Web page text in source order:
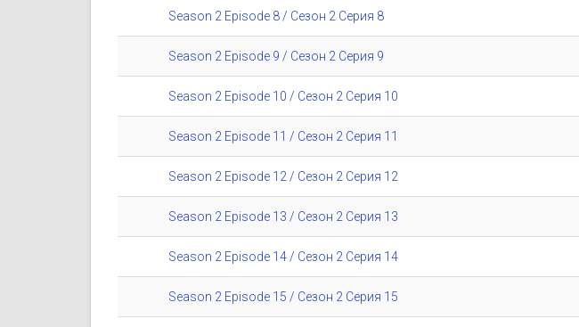
Season 2 Episode 8 / Сезон 2 Серия 8
Season 2 Episode 9 / Сезон 2 Серия 9
Season 2 Episode 10 / Сезон 2 Серия 10
Season 2 Episode 11 / Сезон 2 Серия 11
Season 2 Episode 12 / Сезон 2 Серия 12
Season 2 Episode 13 / Сезон 2 Серия 13
Season 2 Episode 14 / Сезон 2 Серия 14
Season 2 Episode 15 / Сезон 2 Серия 15